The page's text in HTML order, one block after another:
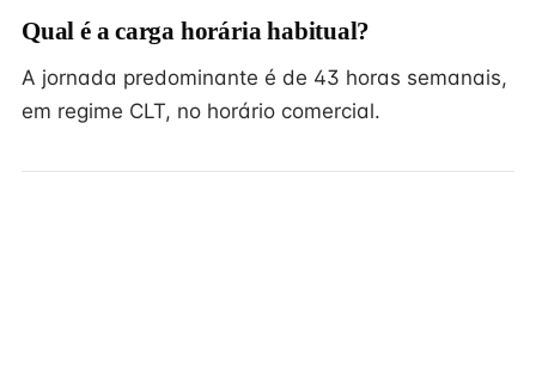
Qual é a carga horária habitual?
A jornada predominante é de 43 horas semanais,
em regime CLT, no horário comercial.